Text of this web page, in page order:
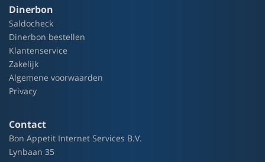
Dinerbon
Saldocheck
Dinerbon bestellen
Klantenservice
Zakelijk
Algemene voorwaarden
Privacy
Contact
Bon Appetit Internet Services B.V.
Lynbaan 35